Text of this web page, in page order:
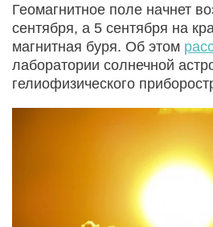
Геомагнитное поле начнет
сентября, а 5 сентября на
магнитная буря. Об этом
лаборатории солнечной
гелиофизического